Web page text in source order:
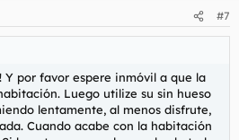
#7
Y por favor espere inmóvil a que la
Luego utilize su sin hueso
lentamente, al menos disfrute,
Cuando acabe con la habitación